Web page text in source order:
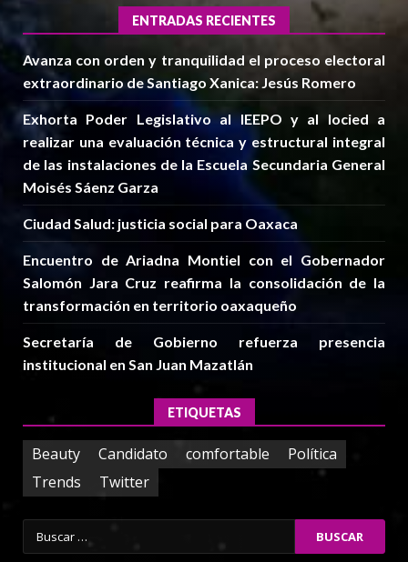
ENTRADAS RECIENTES
Avanza con orden y tranquilidad el proceso electoral
extraordinario de Santiago Xanica: Jesús Romero
Exhorta Poder Legislativo al IEEPO y al Iocied a
realizar una evaluación técnica y estructural integral
de las instalaciones de la Escuela Secundaria General
Moisés Sáenz Garza
Ciudad Salud: justicia social para Oaxaca
Encuentro de Ariadna Montiel con el Gobernador
Salomón Jara Cruz reafirma la consolidación de la
transformación en territorio oaxaqueño
Secretaría de Gobierno refuerza presencia
institucional en San Juan Mazatlán
ETIQUETAS
Beauty Candidato comfortable
Política
Trends
Twitter
Buscar: